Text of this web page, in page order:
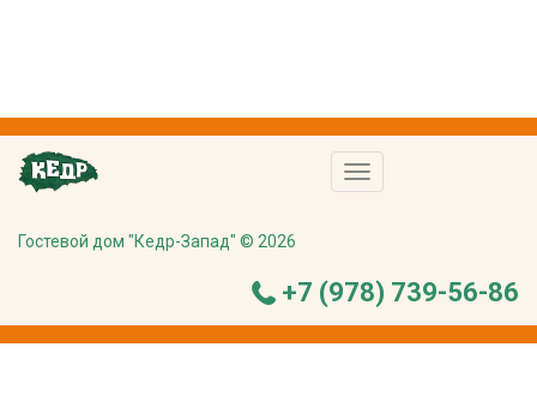
Toggle
Гостевой дом "Кедр-Запад" © 2026
+7 (978) 739-56-86